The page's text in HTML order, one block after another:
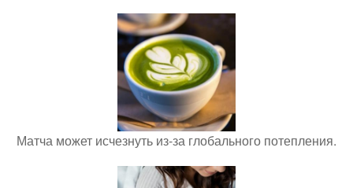
Матча может исчезнуть из-за глобального потепления.